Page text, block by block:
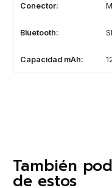
Conector:
Bluetooth: SI
Capacidad mAh:
También
de estos